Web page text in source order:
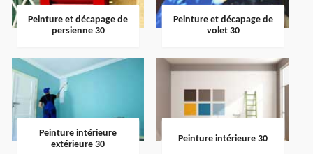
Peinture et décapage de
persienne 30
Peinture et décapage de
volet 30
Peinture intérieure
extérieure 30
Peinture intérieure 30